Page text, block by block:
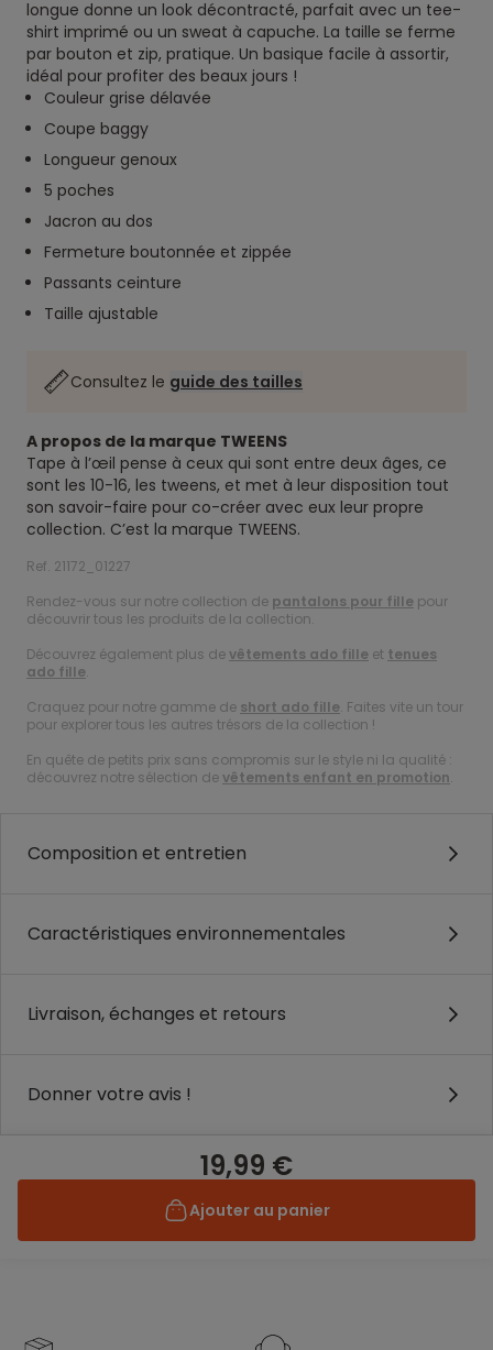
longue donne un look décontracté, parfait avec un tee-
shirt imprimé ou un sweat à capuche. La taille se ferme
par bouton et zip, pratique. Un basique facile à assortir,
idéal pour profiter des beaux jours !
Couleur grise délavée
Coupe baggy
Longueur genoux
5 poches
Jacron au dos
Fermeture boutonnée et zippée
Passants ceinture
Taille ajustable
Consultez le guide des tailles
A propos de la marque TWEENS
Tape à l’œil pense à ceux qui sont entre deux âges, ce
sont les 10-16, les tweens, et met à leur disposition tout
son savoir-faire pour co-créer avec eux leur propre
collection. C’est la marque TWEENS.
Ref. 21172_01227
Rendez-vous sur notre collection de pantalons pour fille pour
découvrir tous les produits de la collection.
Découvrez également plus devêtements ado fille et tenues
ado fille.
Craquez pour notre gamme de short ado fille. Faites vite un tour
pour explorer tous les autres trésors de la collection !
En quête de petits prix sans compromis sur le style ni la qualité :
découvrez notre sélection devêtements enfant en promotion.
Composition et entretien
Caractéristiques environnementales
Livraison, échanges et retours
Donner votre avis !
19,99 €
Ajouter au panier